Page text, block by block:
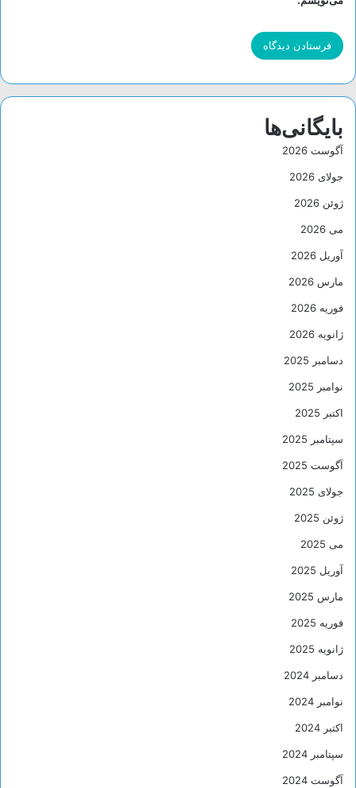
بایگانی‌ها
آگوست 2026
جولای 2026
ژوئن 2026
می 2026
آوریل 2026
مارس 2026
فوریه 2026
ژانویه 2026
دسامبر 2025
نوامبر 2025
اکتبر 2025
سپتامبر 2025
آگوست 2025
جولای 2025
ژوئن 2025
می 2025
آوریل 2025
مارس 2025
فوریه 2025
ژانویه 2025
دسامبر 2024
نوامبر 2024
اکتبر 2024
سپتامبر 2024
آگوست 2024